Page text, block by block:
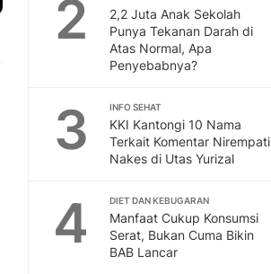
2
2,2 Juta Anak Sekolah
Punya Tekanan Darah di
Atas Normal, Apa
Penyebabnya?
3 INFO SEHAT
KKI Kantongi 10 Nama
Terkait Komentar Nirempati
Nakes di Utas Yurizal
4 DIET DAN KEBUGARAN
Manfaat Cukup Konsumsi
Serat, Bukan Cuma Bikin
BAB Lancar